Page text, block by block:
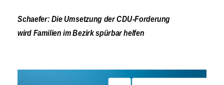
Schaefer: Die Umsetzung der CDU-Forderung
wird Familien im Bezirk spürbar helfen